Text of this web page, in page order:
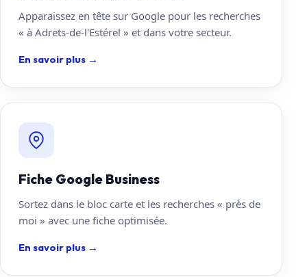
Apparaissez en tête sur Google pour les recherches
« à Adrets-de-l'Estérel » et dans votre secteur.
En savoir plus →
Fiche Google Business
Sortez dans le bloc carte et les recherches « près de
moi » avec une fiche optimisée.
En savoir plus →